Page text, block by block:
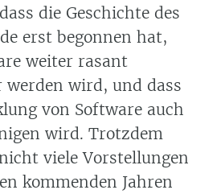
die Geschichte des
erst begonnen hat,
weiter rasant
wird, und dass
von Software auch
wird. Trotzdem
viele Vorstellungen
kommenden Jahren